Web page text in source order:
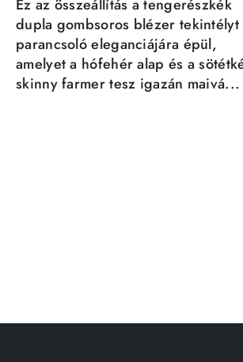
Ez az összeállítás a tengerészkék
dupla gombsoros blézer tekintélyt
parancsoló eleganciájára épül,
amelyet a hófehér alap és a
skinny farmer tesz igazán maivá...